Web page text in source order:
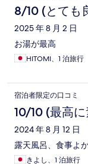
8/10 (とても
2025 年 8 月 2 日
お湯が最高
HITOMI、1 泊旅行
宿泊者限定の口コミ
10/10 (最高
2024 年 8 月 12 日
露天風呂、食事よ
きよし、1 泊旅行